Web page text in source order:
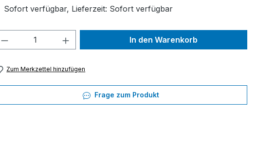
Sofort verfügbar, Lieferzeit: Sofort verfügbar
Produkt Anzahl: Gib den gewünschten Wert
In den Warenkorb
Zum Merkzettel hinzufügen
Frage zum Produkt